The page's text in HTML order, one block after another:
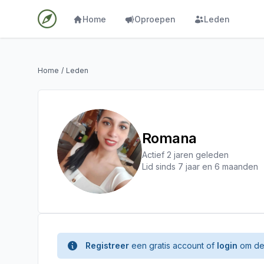
Home Oproepen Leden
Home / Leden
Romana
Actief 2 jaren geleden
Lid sinds 7 jaar en 6 maanden
Registreer een gratis account of login om